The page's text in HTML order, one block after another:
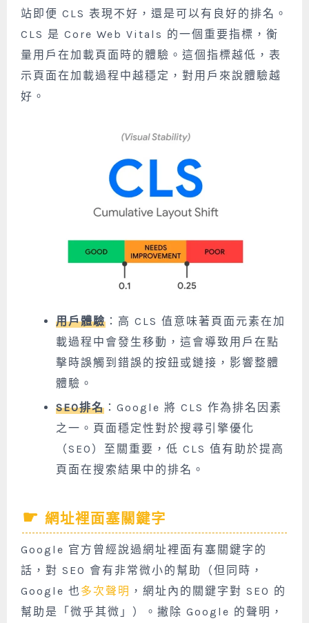
站即便 CLS 表現不好，還是可以有良好的排名。
CLS 是 Core Web Vitals 的一個重要指標，衡
量用戶在加載頁面時的體驗。這個指標越低，表
示頁面在加載過程中越穩定，對用戶來說體驗越
好。
用戶體驗 ：高 CLS 值意味著頁面元素在加
載過程中會發生移動，這會導致用戶在點
擊時誤觸到錯誤的按鈕或鏈接，影響整體
體驗。
SEO排名 ：Google 將 CLS 作為排名因素
之一。頁面穩定性對於搜尋引擎優化
（SEO）至關重要，低 CLS 值有助於提高
頁面在搜索結果中的排名。
網址裡面塞關鍵字
Google 官方曾經說過網址裡面有塞關鍵字的
話，對 SEO 會有非常微小的幫助（但同時，
Google 也 多次聲明 ，網址內的關鍵字對 SEO 的
幫助是「微乎其微」）。撇除 Google 的聲明，